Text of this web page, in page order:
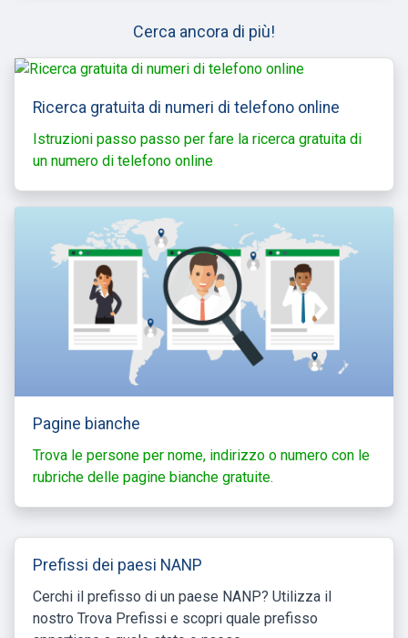
Cerca ancora di più!
Ricerca gratuita di numeri di telefono online
Istruzioni passo passo per fare la ricerca gratuita di
un numero di telefono online
Pagine bianche
Trova le persone per nome, indirizzo o numero con le
rubriche delle pagine bianche gratuite.
Prefissi dei paesi NANP
Cerchi il prefisso di un paese NANP? Utilizza il
nostro Trova Prefissi e scopri quale prefisso